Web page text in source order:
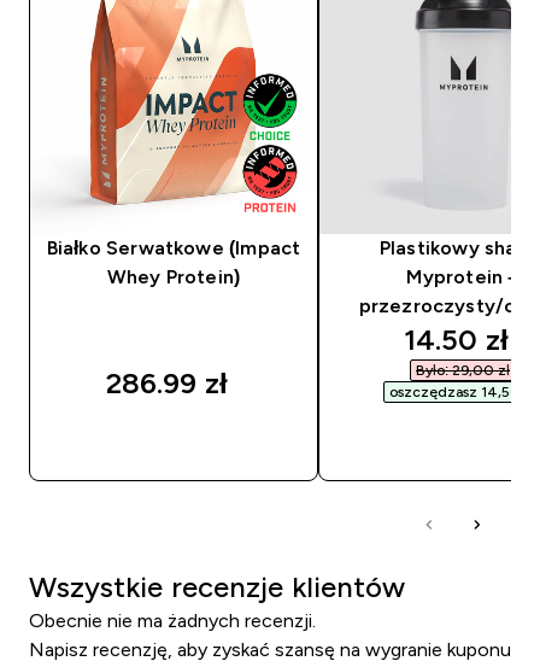
Białko Serwatkowe (Impact
Whey Protein)
286.99 zł‎
Plastikowy
Myprotein –
przezroczysty/
14.50 zł‎
Było: 29,00 zł‎
oszczędzasz 14,50 zł‎
Wszystkie recenzje klientów
Obecnie nie ma żadnych recenzji.
Napisz recenzję, aby zyskać szansę na wygranie kuponu